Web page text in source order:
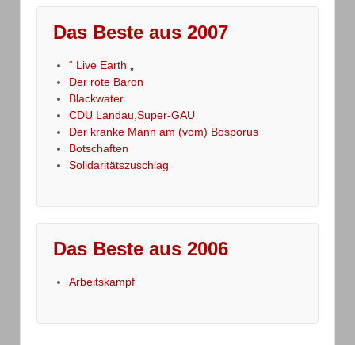
Das Beste aus 2007
“ Live Earth „
Der rote Baron
Blackwater
CDU Landau,Super-GAU
Der kranke Mann am (vom) Bosporus
Botschaften
Solidaritätszuschlag
Das Beste aus 2006
Arbeitskampf